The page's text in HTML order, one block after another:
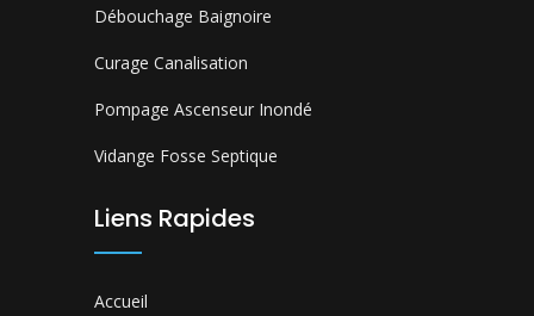
Débouchage Baignoire
Curage Canalisation
Pompage Ascenseur Inondé
Vidange Fosse Septique
Liens Rapides
Accueil